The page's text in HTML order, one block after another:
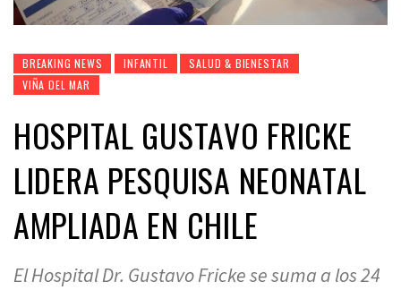
BREAKING NEWS INFANTIL
SALUD & BIENESTAR
VIÑA DEL MAR
HOSPITAL GUSTAVO FRICKE
LIDERA PESQUISA NEONATAL
AMPLIADA EN CHILE
El Hospital Dr. Gustavo Fricke se suma a los 24